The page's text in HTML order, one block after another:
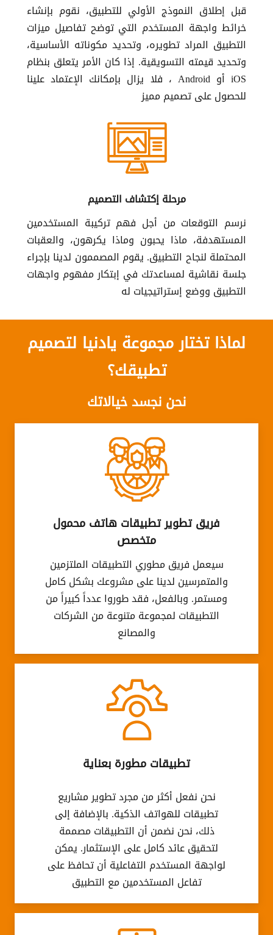
قبل إطلاق النموذج الأولي للتطبيق، نقوم بإنشاء
خرائط واجهة المستخدم التي توضح تفاصيل ميزات
التطبيق المراد تطويره، وتحديد مكوناته الأساسية،
وتحديد قيمته التسويقية. إذا كان الأمر يتعلق بنظام
iOS أو Android ، فلا يزال بإمكانك الإعتماد علينا
للحصول على تصميم مميز
مرحلة إكتشاف التصميم
نرسم التوقعات من أجل فهم تركيبة المستخدمين
المستهدفة، ماذا يحبون وماذا يكرهون، والعقبات
المحتملة لنجاح التطبيق. يقوم المصممون لدينا بإجراء
جلسة نقاشية لمساعدتك في إبتكار مفهوم واجهات
التطبيق ووضع إستراتيجيات له
لماذا تختار مجموعة يادنيا لتصميم
تطبيقك؟
نحن نجسد خيالاتك
فريق تطوير تطبيقات هاتف محمول
متخصص
سيعمل فريق مطوري التطبيقات الملتزمين
والمتمرسين لدينا على مشروعك بشكل كامل
ومستمر. وبالفعل، فقد طوروا عدداً كبيراً من
التطبيقات لمجموعة متنوعة من الشركات
والمصانع
تطبيقات مطورة بعناية
نحن نفعل أكثر من مجرد تطوير مشاريع
تطبيقات للهواتف الذكية. بالإضافة إلى
ذلك، نحن نضمن أن التطبيقات مصممة
لتحقيق عائد كامل على الإستثمار. يمكن
لواجهة المستخدم التفاعلية أن تحافظ على
تفاعل المستخدمين مع التطبيق